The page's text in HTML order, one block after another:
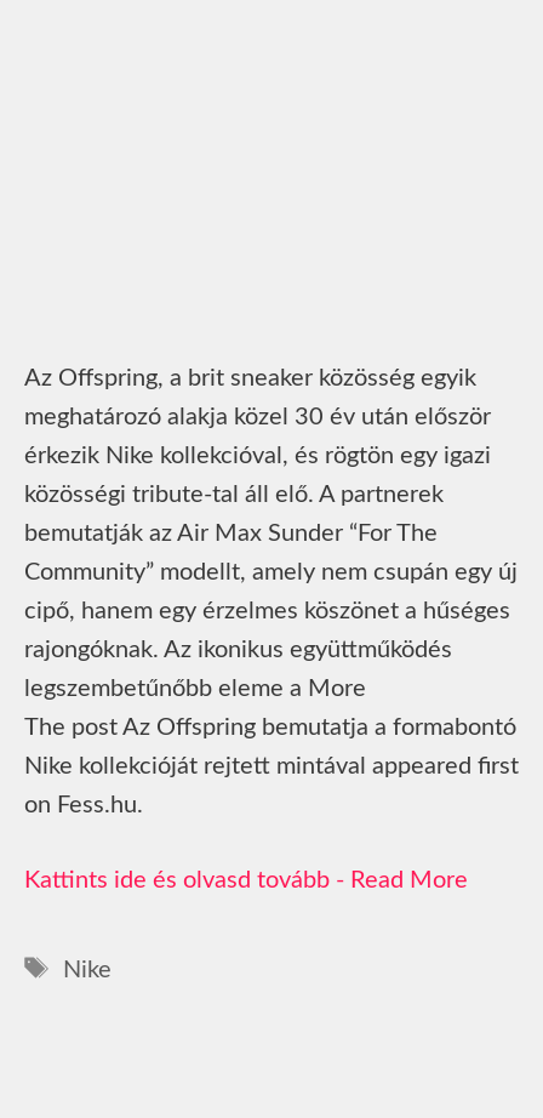
Az Offspring, a brit sneaker közösség egyik
meghatározó alakja közel 30 év után először
érkezik Nike kollekcióval, és rögtön egy igazi
közösségi tribute-tal áll elő. A partnerek
bemutatják az Air Max Sunder “For The
Community” modellt, amely nem csupán egy új
cipő, hanem egy érzelmes köszönet a hűséges
rajongóknak. Az ikonikus együttműködés
legszembetűnőbb eleme a More
The post Az Offspring bemutatja a formabontó
Nike kollekcióját rejtett mintával appeared first
on Fess.hu.
Read More
Címkék
Nike